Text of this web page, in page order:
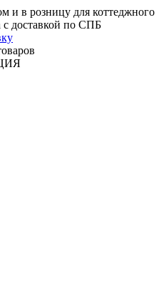
и в розницу для коттеджного
с доставкой по СПБ